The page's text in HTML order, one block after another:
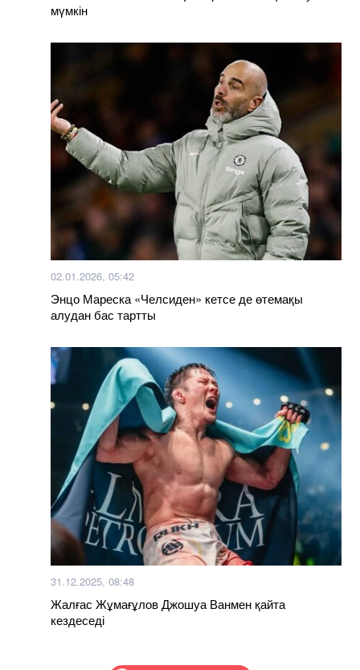
мүмкін
02.01.2026, 05:42
Энцо Мареска «Челсиден» кетсе де өтемақы
алудан бас тартты
31.12.2025, 08:48
Жалғас Жұмағұлов Джошуа Ванмен қайта
кездеседі